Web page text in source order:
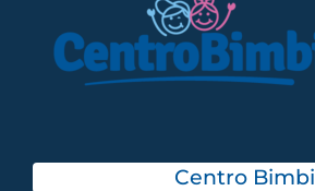
Centro Bimbi